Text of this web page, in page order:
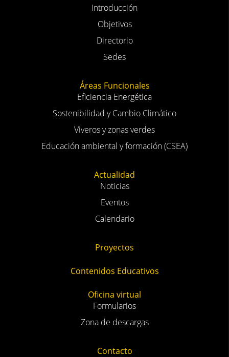
Introducción
Objetivos
Directorio
Sedes
Áreas Funcionales
Eficiencia Energética
Sostenibilidad y Cambio Climático
Viveros y zonas verdes
Educación ambiental y formación (CSEA)
Actualidad
Noticias
Eventos
Calendario
Proyectos
Contenidos Educativos
Oficina virtual
Formularios
Zona de descargas
Contacto